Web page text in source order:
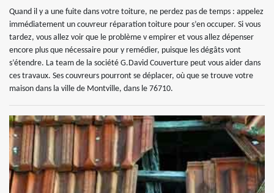
Quand il y a une fuite dans votre toiture, ne perdez pas de temps : appelez
immédiatement un couvreur réparation toiture pour s’en occuper. Si vous
tardez, vous allez voir que le problème v empirer et vous allez dépenser
encore plus que nécessaire pour y remédier, puisque les dégâts vont
s’étendre. La team de la société G.David Couverture peut vous aider dans
ces travaux. Ses couvreurs pourront se déplacer, où que se trouve votre
maison dans la ville de Montville, dans le 76710.